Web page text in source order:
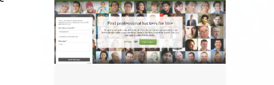
memoria RAM está disponible en el
smartphone o la tablet *#*#34971539#*#* :
Visualiza la información detallada d...